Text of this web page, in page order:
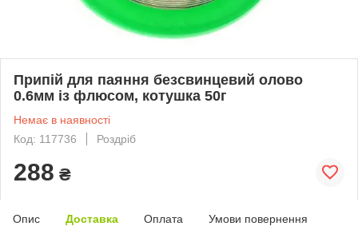
Припій для паяння безсвинцевий олово
0.6мм із флюсом, котушка 50г
Немає в наявності
Код: 117736
Роздріб
288 ₴
Опис Доставка Оплата Умови повернення